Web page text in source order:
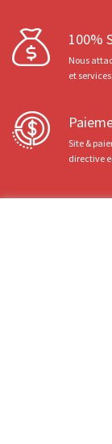
100%
Nous
et
Site &
directive